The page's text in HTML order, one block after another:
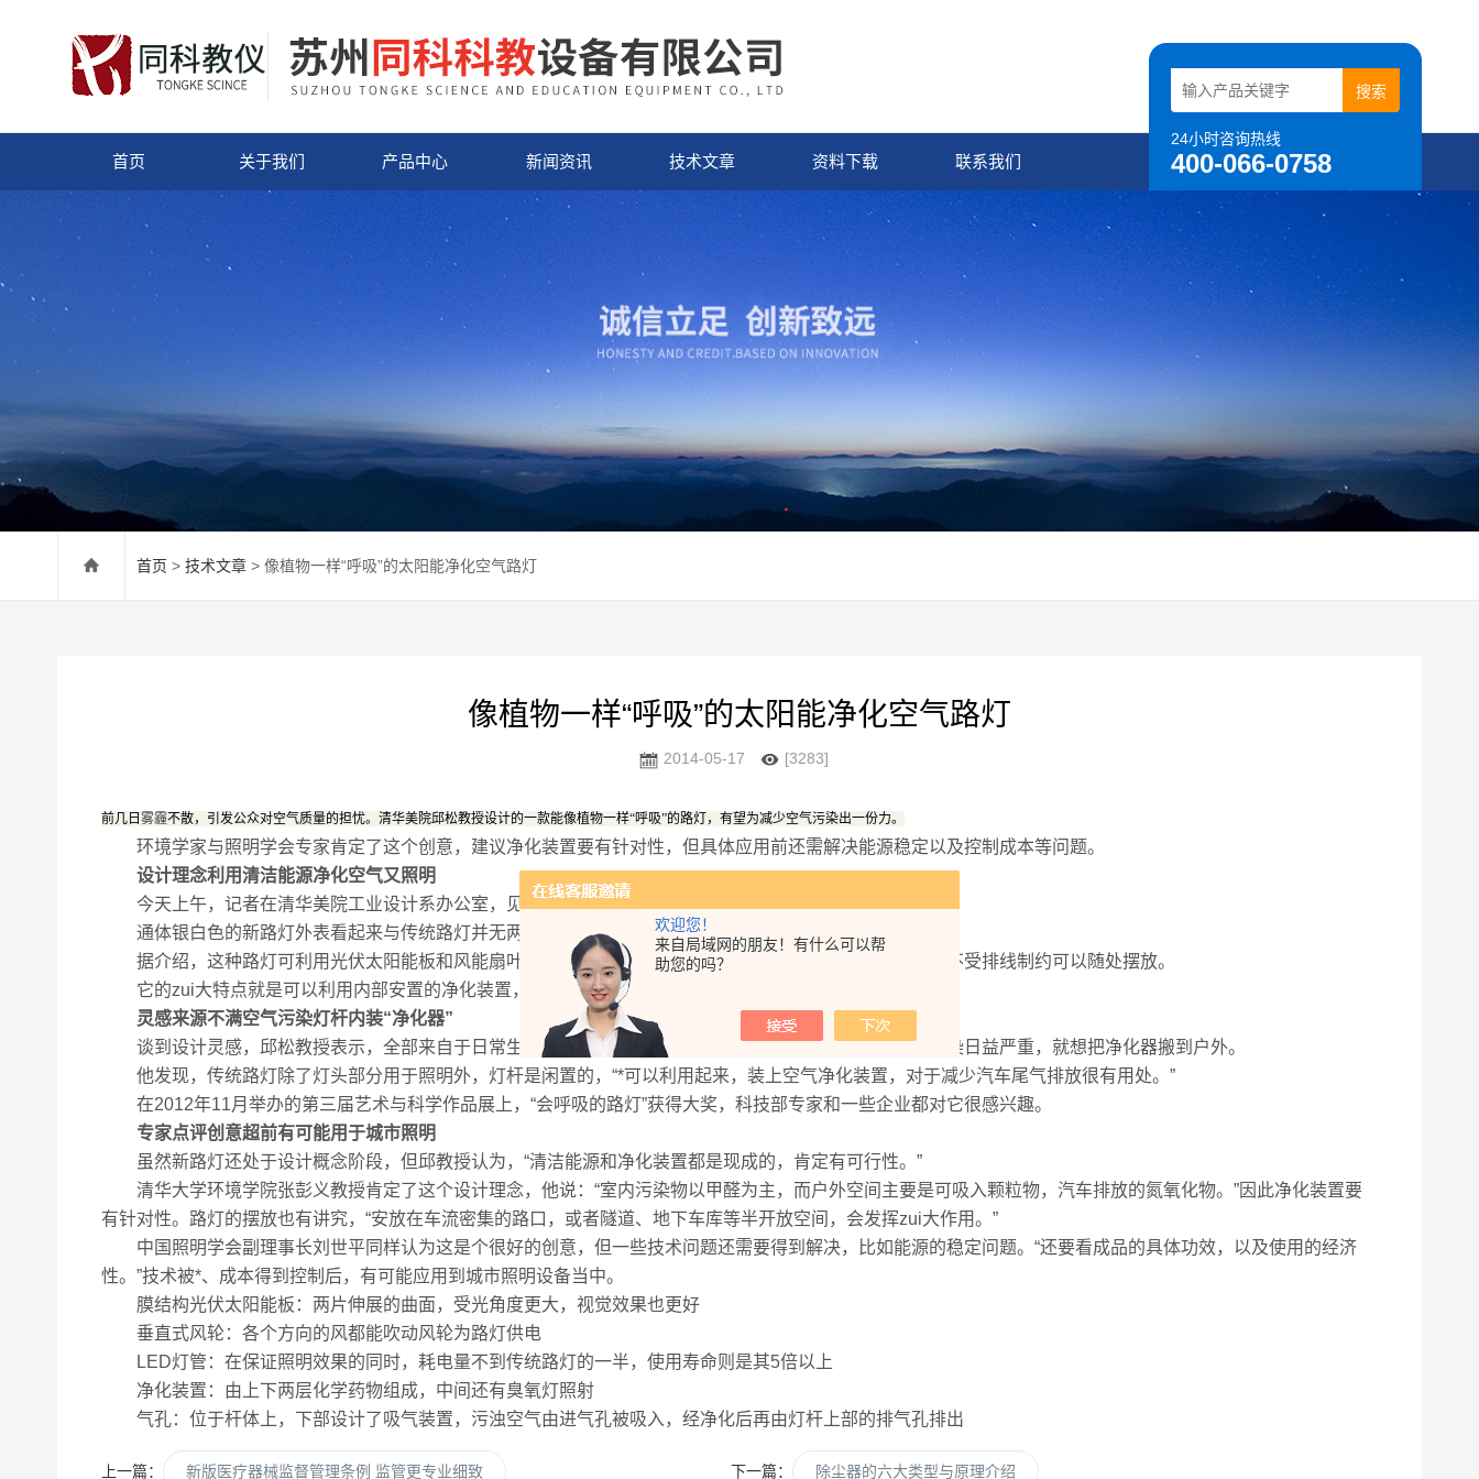
欢迎您！
来自局域网的朋友！有什么可以帮
助您的吗？
24小时咨询热线
400-066-0758
首页 关于我们 产品中心 新闻资讯 技术文章 资料下载 联系我们
首页 > 技术文章 > 像植物一样“呼吸”的太阳能净化空气路灯
像植物一样“呼吸”的太阳能净化空气路灯
2014-05-17 [3283]
前几日 雾霾不散，引发公众对空气质量的担忧。清华美院邱松教授设计的一款能像植物一样“呼吸”的路灯，有望为减少空气污染出一份力。
环境学家与照明学会专家肯定了这个创意，建议净化装置要有针对性，但具体应用前还需解决能源稳定以及控制成本等问题。
设计理念利用清洁能源净化空气又照明
今天上午，记者在清华美院工业设计系办公室，见到了新路灯模型。
通体银白色的新路灯外表看起来与传统路灯并无两样，但结构图显示出新路灯其实“一专多能”。
据介绍，这种路灯可利用光伏太阳能板和风能扇叶发电，夜间为车辆行人提供照明。由于无需外部供电，不受排线制约可以随处摆放。
它的zui大特点就是可以利用内部安置的净化装置，像植物一样进行“光合作用”，净化空气。
灵感来源不满空气污染灯杆内装“净化器”
谈到设计灵感，邱松教授表示，全部来自于日常生活。曾设计过室内净化器的他，外出时感到北京空气污染日益严重，就想把净化器搬到户外。
他发现，传统路灯除了灯头部分用于照明外，灯杆是闲置的，“*可以利用起来，装上空气净化装置，对于减少汽车尾气排放很有用处。”
在2012年11月举办的第三届艺术与科学作品展上，“会呼吸的路灯”获得大奖，科技部专家和一些企业都对它很感兴趣。
专家点评创意超前有可能用于城市照明
虽然新路灯还处于设计概念阶段，但邱教授认为，“清洁能源和净化装置都是现成的，肯定有可行性。”
清华大学环境学院张彭义教授肯定了这个设计理念，他说：“室内污染物以甲醛为主，而户外空间主要是可吸入颗粒物，汽车排放的氮氧化物。”因此净化装置要
有针对性。路灯的摆放也有讲究，“安放在车流密集的路口，或者隧道、地下车库等半开放空间，会发挥zui大作用。”
中国照明学会副理事长刘世平同样认为这是个很好的创意，但一些技术问题还需要得到解决，比如能源的稳定问题。“还要看成品的具体功效，以及使用的经济
性。”技术被*、成本得到控制后，有可能应用到城市照明设备当中。
膜结构光伏太阳能板：两片伸展的曲面，受光角度更大，视觉效果也更好
垂直式风轮：各个方向的风都能吹动风轮为路灯供电
LED灯管：在保证照明效果的同时，耗电量不到传统路灯的一半，使用寿命则是其5倍以上
净化装置：由上下两层化学药物组成，中间还有臭氧灯照射
气孔：位于杆体上，下部设计了吸气装置，污浊空气由进气孔被吸入，经净化后再由灯杆上部的排气孔排出
上一篇： 新版医疗器械监督管理条例 监管更专业细致 下一篇： 除尘器的六大类型与原理介绍